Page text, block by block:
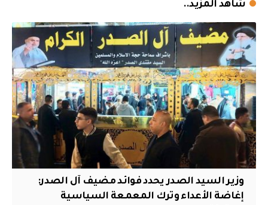
شاهد المزيد..
وزير السيد الصدر يحدد فوائد مضيف آل الصدر:
إغاضة الأعداء وترك المعمعة السياسية